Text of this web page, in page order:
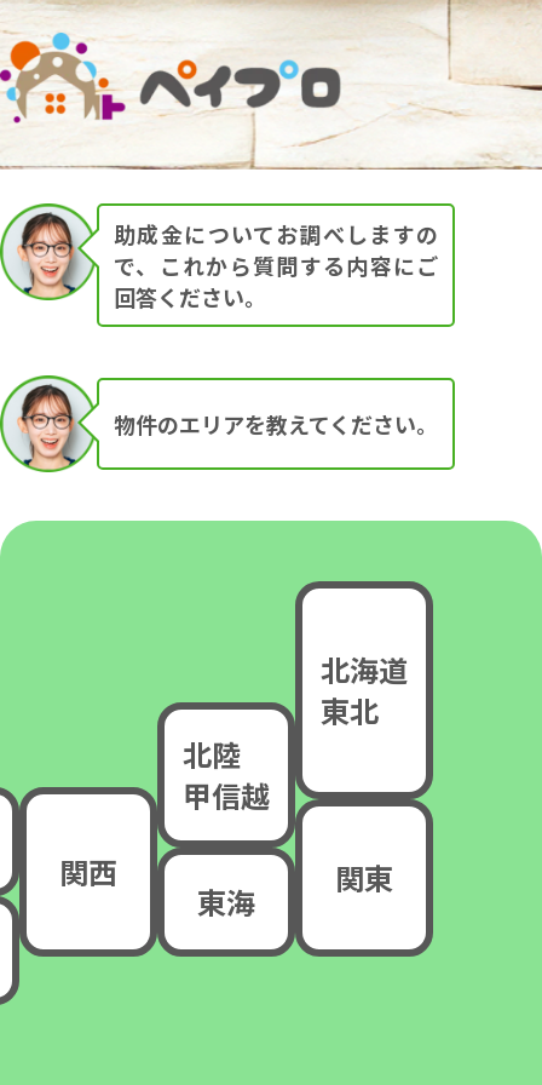
外壁塗装を行うときに、地域に
よっては10万円〜30万円の助成
金が支給される可能性がありま
助成金についてお調べしますの
で、これから質問する内容にご
回答ください。
物件のエリアを教えてください。
北海道
東北
関東
北陸
甲信越
東海
関西